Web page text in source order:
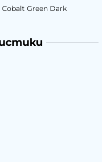
Cobalt Green Dark